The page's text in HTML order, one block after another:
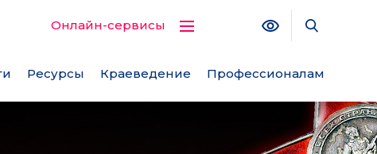
Онлайн-сервисы Версия для
Ресурсы Краеведение Профессионалам